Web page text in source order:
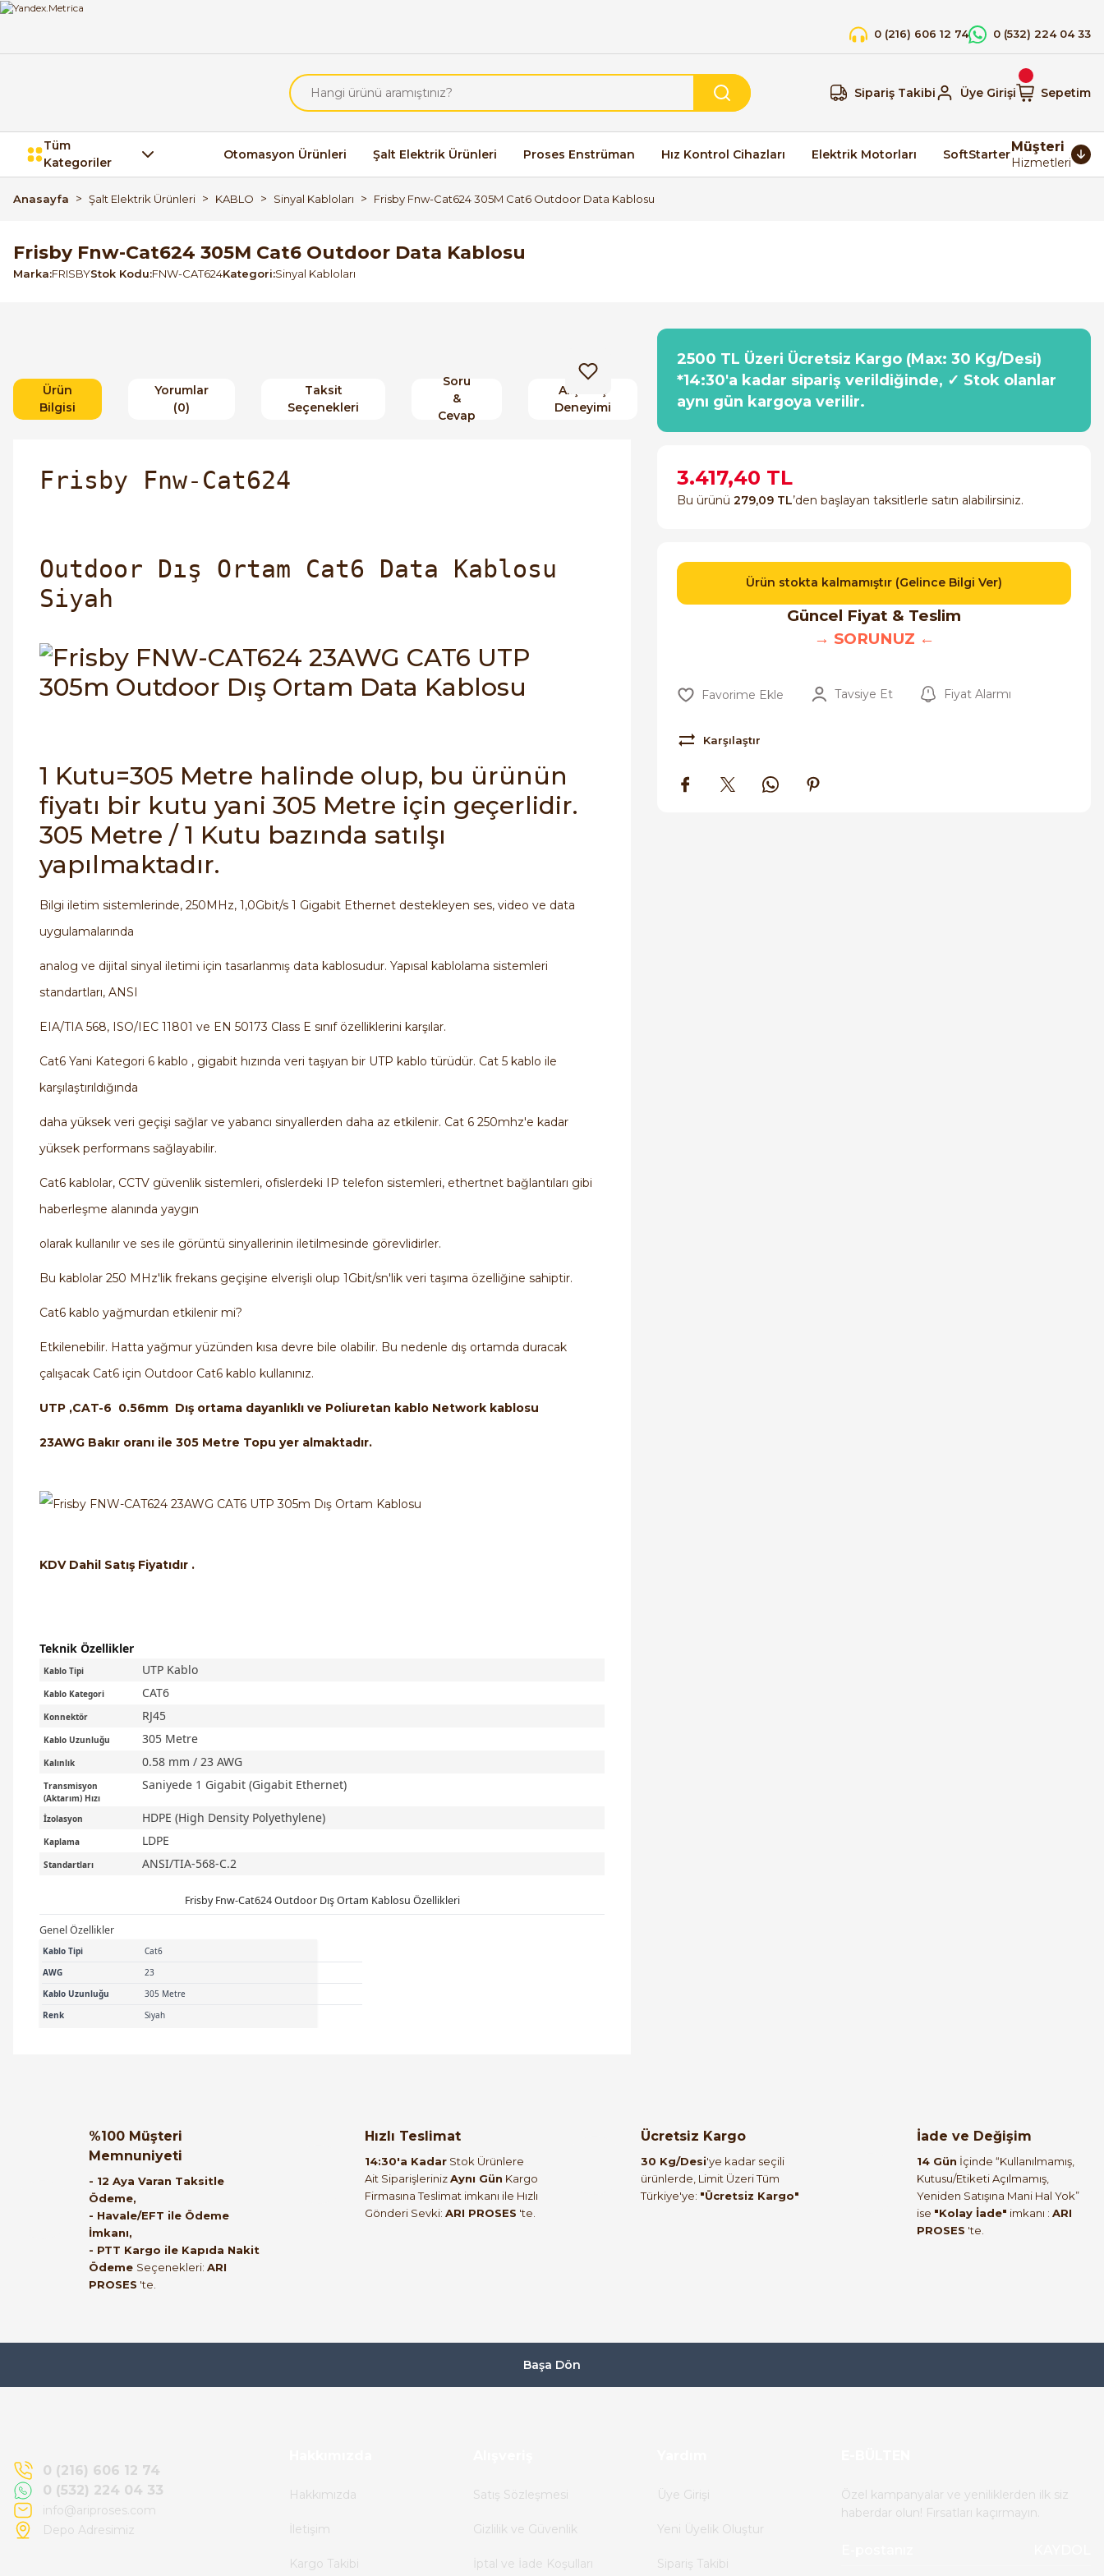
0 (216) 606 12 74 0 (532) 224 04 33
Sipariş Takibi Üye Girişi Sepetim
Tüm
Kategoriler
Otomasyon Ürünleri Şalt Elektrik Ürünleri Proses Enstrüman Hız Kontrol Cihazları Elektrik Motorları SoftStarterMüşteri
Hizmetleri
Anasayfa Şalt Elektrik Ürünleri KABLO Sinyal Kabloları Frisby Fnw-Cat624 305M Cat6 Outdoor Data Kablosu
Frisby Fnw-Cat624 305M Cat6 Outdoor Data Kablosu
Marka FRISBYStok Kodu FNW-CAT624Kategori Sinyal Kabloları
Ürün
Bilgisi
Yorumlar
(0)
Taksit
Seçenekleri
Soru
&
Cevap
Alışveriş
Deneyimi
Frisby Fnw-Cat624
Outdoor Dış Ortam Cat6 Data Kablosu
Siyah
1 Kutu=305 Metre halinde olup, bu ürünün
fiyatı bir kutu yani 305 Metre için geçerlidir.
305 Metre / 1 Kutu bazında satılşı
yapılmaktadır.
Bilgi iletim sistemlerinde, 250MHz, 1,0Gbit/s 1 Gigabit Ethernet destekleyen ses, video ve data
uygulamalarında
analog ve dijital sinyal iletimi için tasarlanmış data kablosudur. Yapısal kablolama sistemleri
standartları, ANSI
EIA/TIA 568, ISO/IEC 11801 ve EN 50173 Class E sınıf özelliklerini karşılar.
Cat6 Yani Kategori 6 kablo , gigabit hızında veri taşıyan bir UTP kablo türüdür. Cat 5 kablo ile
karşılaştırıldığında
daha yüksek veri geçişi sağlar ve yabancı sinyallerden daha az etkilenir. Cat 6 250mhz'e kadar
yüksek performans sağlayabilir.
Cat6 kablolar, CCTV güvenlik sistemleri, ofislerdeki IP telefon sistemleri, ethertnet bağlantıları gibi
haberleşme alanında yaygın
olarak kullanılır ve ses ile görüntü sinyallerinin iletilmesinde görevlidirler.
Bu kablolar 250 MHz'lik frekans geçişine elverişli olup 1Gbit/sn'lik veri taşıma özelliğine sahiptir.
Cat6 kablo yağmurdan etkilenir mi?
Etkilenebilir. Hatta yağmur yüzünden kısa devre bile olabilir. Bu nedenle dış ortamda duracak
çalışacak Cat6 için Outdoor Cat6 kablo kullanınız.
UTP ,CAT-6 0.56mm Dış ortama dayanlıklı ve Poliuretan kablo Network kablosu
23AWG Bakır oranı ile 305 Metre Topu yer almaktadır.
KDV Dahil Satış Fiyatıdır .
Teknik Özellikler
Kablo Tipi UTP Kablo
Kablo Kategori CAT6
Konnektör RJ45
Kablo Uzunluğu 305 Metre
Kalınlık 0.58 mm / 23 AWG
Transmisyon
(Aktarım) Hızı
Saniyede 1 Gigabit (Gigabit Ethernet)
İzolasyon HDPE (High Density Polyethylene)
Kaplama LDPE
Standartları ANSI/TIA-568-C.2
Frisby Fnw-Cat624 Outdoor Dış Ortam Kablosu Özellikleri
Genel Özellikler
Kablo Tipi
Cat6
AWG
23
Kablo Uzunluğu
305 Metre
Renk
Siyah
B... A... | 27/06/2026
Satıcı ilgili ve çok yardım severdi bundan
mehmet bey ilgi ve alakası için teşekkür
Paketleme özenliydi, alışveriş sürecinden
Alışveriş süreci de hızlı ve problemsiz geçti.
2500 TL Üzeri Ücretsiz Kargo (Max: 30 Kg/Desi)
*14:30'a kadar sipariş verildiğinde, ✓ Stok olanlar
aynı gün kargoya verilir.
3.417,40 TL
Bu ürünü 279,09 TL’den başlayan taksitlerle satın alabilirsiniz.
Ürün stokta kalmamıştır (Gelince Bilgi Ver)
Güncel Fiyat & Teslim
→ SORUNUZ ←
Tavsiye Et Fiyat Alarmı
Karşılaştır
%100 Müşteri
Memnuniyeti
- 12 Aya Varan Taksitle
Ödeme,
- Havale/EFT ile Ödeme
İmkanı,
- PTT Kargo ile Kapıda Nakit
Ödeme Seçenekleri: ARI
PROSES 'te.
Hızlı Teslimat
14:30'a Kadar Stok Ürünlere
Ait SiparişlerinizAynı Gün Kargo
Firmasına Teslimat imkanı ile Hızlı
Gönderi Sevki: ARI PROSES 'te.
Ücretsiz Kargo
30 Kg/Desi'ye kadar seçili
ürünlerde, Limit Üzeri Tüm
Türkiye'ye: "Ücretsiz Kargo"
İade ve Değişim
14 Gün İçinde “Kullanılmamış,
Kutusu/Etiketi Açılmamış,
Yeniden Satışına Mani Hal Yok”
ise "Kolay İade" imkanı : ARI
PROSES 'te.
Başa Dön
0 (216) 606 12 74
0 (532) 224 04 33
info@ariproses.com
Depo Adresimiz
Hakkımızda
İletişim
Kargo Takibi
Satış Sözleşmesi
Gizlilik ve Güvenlik
İptal ve İade Koşulları
Üye Girişi
Yeni Üyelik Oluştur
Sipariş Takibi
Özel kampanyalar ve yeniliklerden ilk siz
haberdar olun! Fırsatları kaçırmayın.